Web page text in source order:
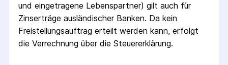
und eingetragene Lebens­partner) gilt auch für
Zins­erträge ausländischer Banken. Da kein
Freistellungs­auftrag erteilt werden kann, erfolgt
die Verrechnung über die Steuer­erklärung.